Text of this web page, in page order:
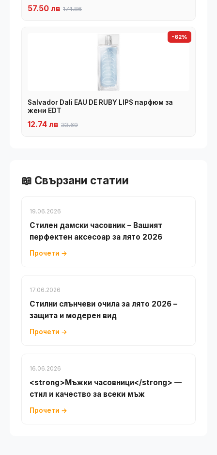
57.50 лв 174.86
-62%
Salvador Dali EAU DE RUBY LIPS парфюм за
жени EDT
12.74 лв 33.69
📖 Свързани статии
19.06.2026
Стилен дамски часовник – Вашият
перфектен аксесоар за лято 2026
Прочети →
17.06.2026
Стилни слънчеви очила за лято 2026 –
защита и модерен вид
Прочети →
16.06.2026
<strong>Мъжки часовници</strong> —
стил и качество за всеки мъж
Прочети →